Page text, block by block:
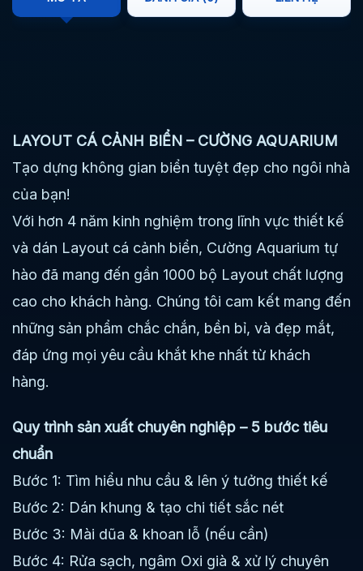
LAYOUT CÁ CẢNH BIỂN – CƯỜNG AQUARIUM
Tạo dựng không gian biển tuyệt đẹp cho ngôi nhà
của bạn!
Với hơn 4 năm kinh nghiệm trong lĩnh vực thiết kế
và dán Layout cá cảnh biển, Cường Aquarium tự
hào đã mang đến gần 1000 bộ Layout chất lượng
cao cho khách hàng. Chúng tôi cam kết mang đến
những sản phẩm chắc chắn, bền bỉ, và đẹp mắt,
đáp ứng mọi yêu cầu khắt khe nhất từ khách
hàng.
Quy trình sản xuất chuyên nghiệp – 5 bước tiêu
chuẩn
Bước 1: Tìm hiểu nhu cầu & lên ý tưởng thiết kế
Bước 2: Dán khung & tạo chi tiết sắc nét
Bước 3: Mài dũa & khoan lỗ (nếu cần)
Bước 4: Rửa sạch, ngâm Oxi già & xử lý chuyên